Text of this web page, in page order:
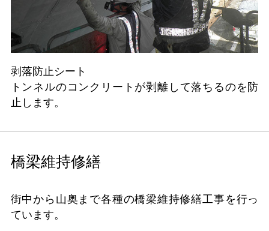
剥落防止シート
トンネルのコンクリートが剥離して落ちるのを防
止します。
橋梁維持修繕
街中から山奥まで各種の橋梁維持修繕工事を行っ
ています。